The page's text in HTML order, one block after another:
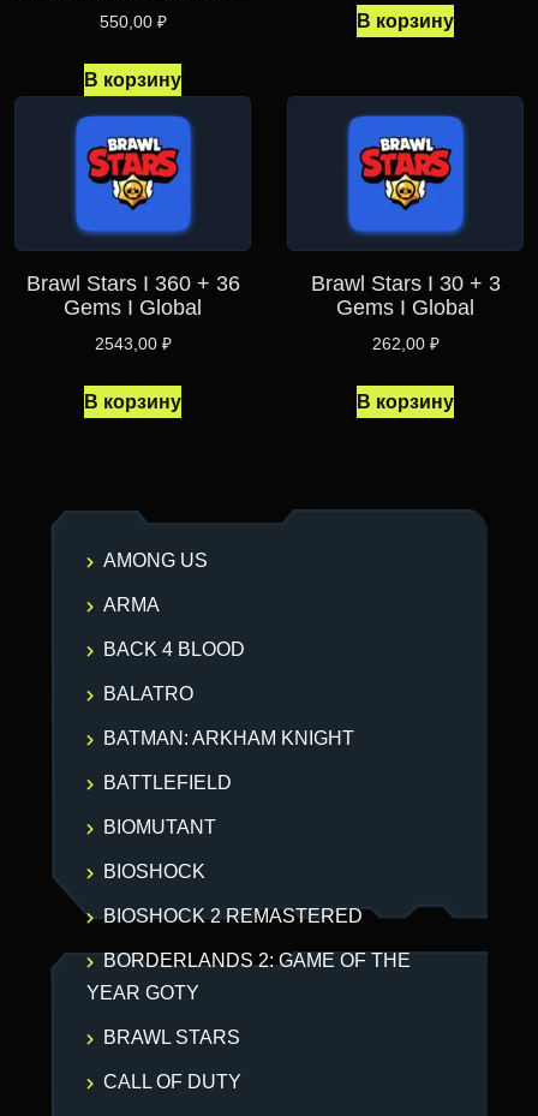
550,00 ₽
В корзину
В корзину
Brawl Stars I 360 + 36
Gems I Global
2543,00 ₽
В корзину
Brawl Stars I 30 + 3
Gems I Global
262,00 ₽
В корзину
AMONG US
ARMA
BACK 4 BLOOD
BALATRO
BATMAN: ARKHAM KNIGHT
BATTLEFIELD
BIOMUTANT
BIOSHOCK
BIOSHOCK 2 REMASTERED
BORDERLANDS 2: GAME OF THE
YEAR GOTY
BRAWL STARS
CALL OF DUTY